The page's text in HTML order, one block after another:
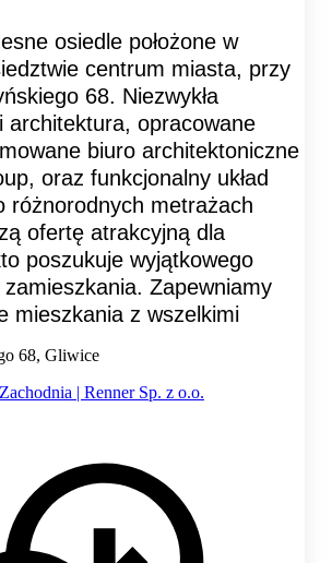
osiedle położone w
centrum miasta, przy
68. Niezwykła
architektura, opracowane
biuro architektoniczne
oraz funkcjonalny układ
różnorodnych metrażach
ofertę atrakcyjną dla
poszukuje wyjątkowego
Zapewniamy
mieszkania z wszelkimi
68, Gliwice
| Renner Sp. z o.o.